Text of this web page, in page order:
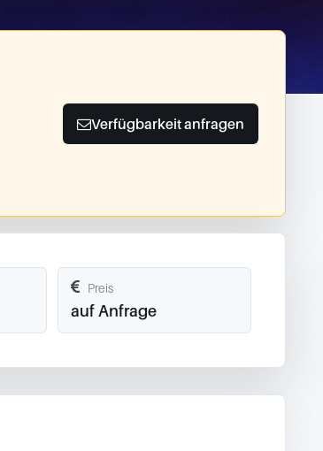
Verfügbarkeit anfragen
Preis
auf Anfrage